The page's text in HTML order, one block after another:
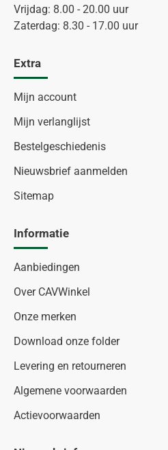
Vrijdag: 8.00 - 20.00 uur
Zaterdag: 8.30 - 17.00 uur
Extra
Mijn account
Mijn verlanglijst
Bestelgeschiedenis
Nieuwsbrief aanmelden
Sitemap
Informatie
Aanbiedingen
Over CAVWinkel
Onze merken
Download onze folder
Levering en retourneren
Algemene voorwaarden
Actievoorwaarden